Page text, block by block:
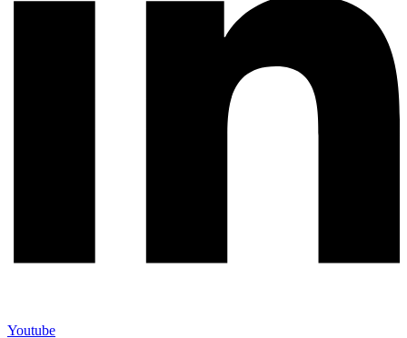
Youtube